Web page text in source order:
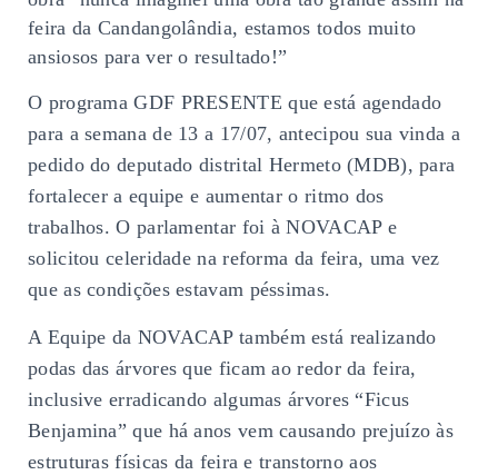
feira da Candangolândia, estamos todos muito
ansiosos para ver o resultado!”
O programa GDF PRESENTE que está agendado
para a semana de 13 a 17/07, antecipou sua vinda a
pedido do deputado distrital Hermeto (MDB), para
fortalecer a equipe e aumentar o ritmo dos
trabalhos. O parlamentar foi à NOVACAP e
solicitou celeridade na reforma da feira, uma vez
que as condições estavam péssimas.
A Equipe da NOVACAP também está realizando
podas das árvores que ficam ao redor da feira,
inclusive erradicando algumas árvores “Ficus
Benjamina” que há anos vem causando prejuízo às
estruturas físicas da feira e transtorno aos